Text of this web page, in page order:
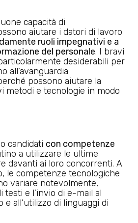
capacità di
aiutare i datori di lavoro
ruoli impegnativi e a
del personale. I bravi
desiderabili per
all’avanguardia
possono aiutare la
metodi e tecnologie in modo
candidati con competenze
a utilizzare le ultime
davanti ai loro concorrenti. A
le competenze tecnologiche
variare notevolmente,
testi e l’invio di e-mail al
e all’utilizzo di linguaggi di